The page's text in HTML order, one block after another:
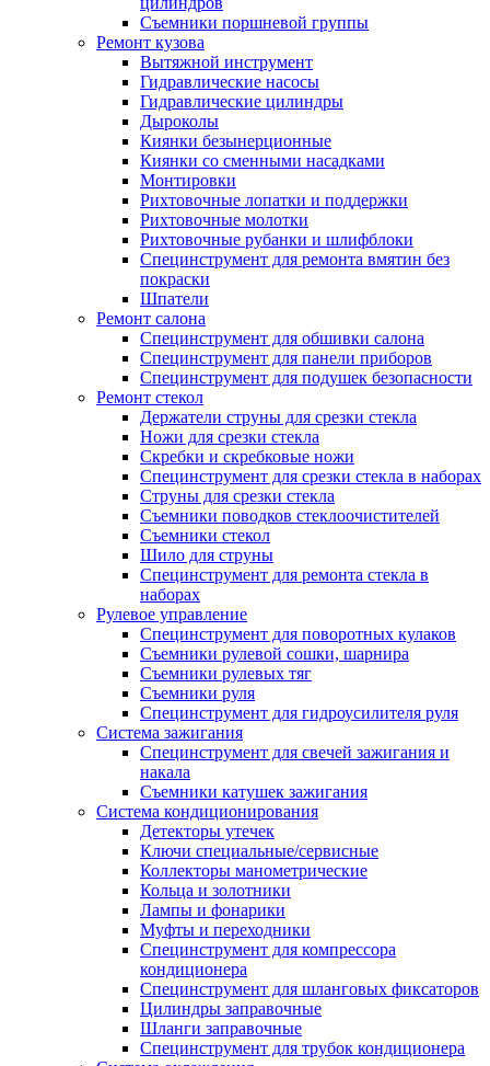
Съемники поршневой группы
Ремонт кузова
Вытяжной инструмент
Гидравлические насосы
Гидравлические цилиндры
Дыроколы
Киянки безынерционные
Киянки со сменными насадками
Монтировки
Рихтовочные лопатки и поддержки
Рихтовочные молотки
Рихтовочные рубанки и шлифблоки
Специнструмент для ремонта вмятин без
покраски
Шпатели
Ремонт салона
Специнструмент для обшивки салона
Специнструмент для панели приборов
Специнструмент для подушек безопасности
Ремонт стекол
Держатели струны для срезки стекла
Ножи для срезки стекла
Скребки и скребковые ножи
Специнструмент для срезки стекла в наборах
Струны для срезки стекла
Съемники поводков стеклоочистителей
Съемники стекол
Шило для струны
Специнструмент для ремонта стекла в
наборах
Рулевое управление
Специнструмент для поворотных кулаков
Съемники рулевой сошки, шарнира
Съемники рулевых тяг
Съемники руля
Специнструмент для гидроусилителя руля
Система зажигания
Специнструмент для свечей зажигания и
накала
Съемники катушек зажигания
Система кондиционирования
Детекторы утечек
Ключи специальные/сервисные
Коллекторы манометрические
Кольца и золотники
Лампы и фонарики
Муфты и переходники
Специнструмент для компрессора
кондиционера
Специнструмент для шланговых фиксаторов
Цилиндры заправочные
Шланги заправочные
Специнструмент для трубок кондиционера